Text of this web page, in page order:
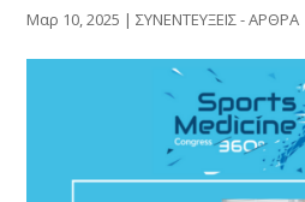
Μαρ 10, 2025 |ΣΥΝΕΝΤΕΥΞΕΙΣ - ΑΡΘΡΑ